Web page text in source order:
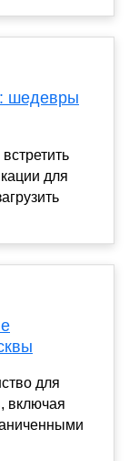
шедевры
для
для
включая